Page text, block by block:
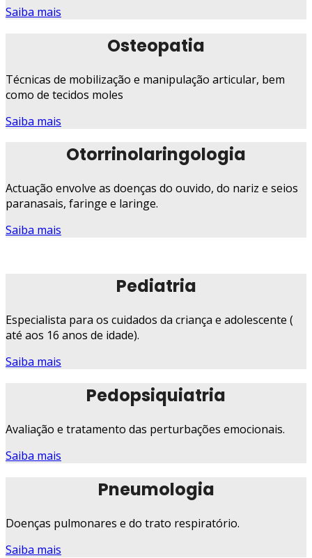
Saiba mais
Osteopatia
Técnicas de mobilização e manipulação articular, bem
como de tecidos moles
Saiba mais
Otorrinolaringologia
Actuação envolve as doenças do ouvido, do nariz e seios
paranasais, faringe e laringe.
Saiba mais
Pediatria
Especialista para os cuidados da criança e adolescente (
até aos 16 anos de idade).
Saiba mais
Pedopsiquiatria
Avaliação e tratamento das perturbações emocionais.
Saiba mais
Pneumologia
Doenças pulmonares e do trato respiratório.
Saiba mais